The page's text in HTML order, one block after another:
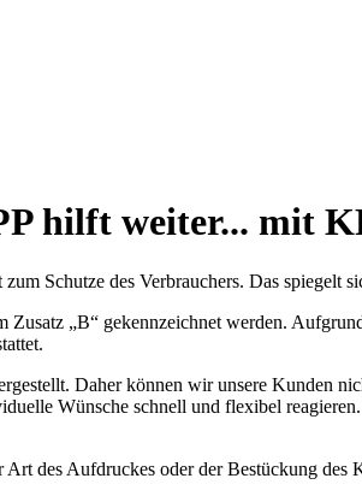
hilft weiter... mit
Schutze des Verbrauchers. Das spiegelt
„B“ gekennzeichnet werden.
Daher können wir unsere Kunden
Wünsche schnell und flexibel
des Aufdruckes oder der Bestückung